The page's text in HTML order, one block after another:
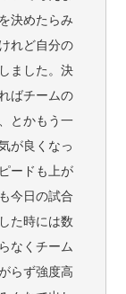
決めたらみ
れど自分の
ました。決
ばチームの
とかもう一
が良くなっ
ードも上が
今日の試合
た時には数
なくチーム
らず強度高